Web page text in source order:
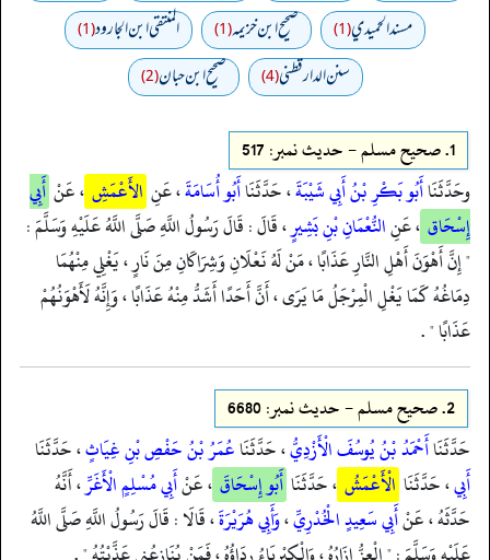
مسند الحميدي(1) صحيح ابن خزيمه(1) المنتقى ابن الجارود(1)
سنن الدارقطني(4) صحیح ابن حبان(2)
1. صحيح مسلم - حدیث نمبر: 517
وحَدَّثَنَاأَبُو بَكْرِ بْنُ أَبِي شَيْبَةَ، حَدَّثَنَاأَبُو أُسَامَةَ، عَنِ الأَعْمَشِ ، عَنْ أَبِي
إِسْحَاق ، عَنِالنُّعْمَانِ بْنِ بَشِيرٍ، قَالَ : قَالَ رَسُولُ اللَّهِ صَلَّى اللَّهُ عَلَيْهِ وَسَلَّمَ :
" إِنَّ أَهْوَنَ أَهْلِ النَّارِ عَذَابًا ، مَنْ لَهُ نَعْلَانِ وَشِرَاكَانِ مِنَ نَارٍ ، يَغْلِي مِنْهُمَا
دِمَاغُهُ كَمَا يَغْلِ الْمِرْجَلُ مَا يَرَى ، أَنَّ أَحَدًا أَشَدُّ مِنْهُ عَذَابًا ، وَإِنَّهُ لَأَهْوَنُهُمْ
عَذَابًا " .
2. صحيح مسلم - حدیث نمبر: 6680
حَدَّثَنَاأَحْمَدُ بْنُ يُوسُفَ الْأَزْدِيُّ، حَدَّثَنَاعُمَرُ بْنُ حَفْصِ بْنِ غِيَاثٍ، حَدَّثَنَا
أَبِي، حَدَّثَنَا الْأَعْمَشُ ، حَدَّثَنَا أَبُو إِسْحَاقَ ، عَنْأَبِي مُسْلِمٍ الْأَغَرِّ، أَنَّهُ
حَدَّثَهُ ، عَنْأَبِي سَعِيدٍ الْخُدْرِيِّ،وَأَبِي هُرَيْرَةَ، قَالَا : قَالَ رَسُولُ اللَّهِ صَلَّى اللَّهُ